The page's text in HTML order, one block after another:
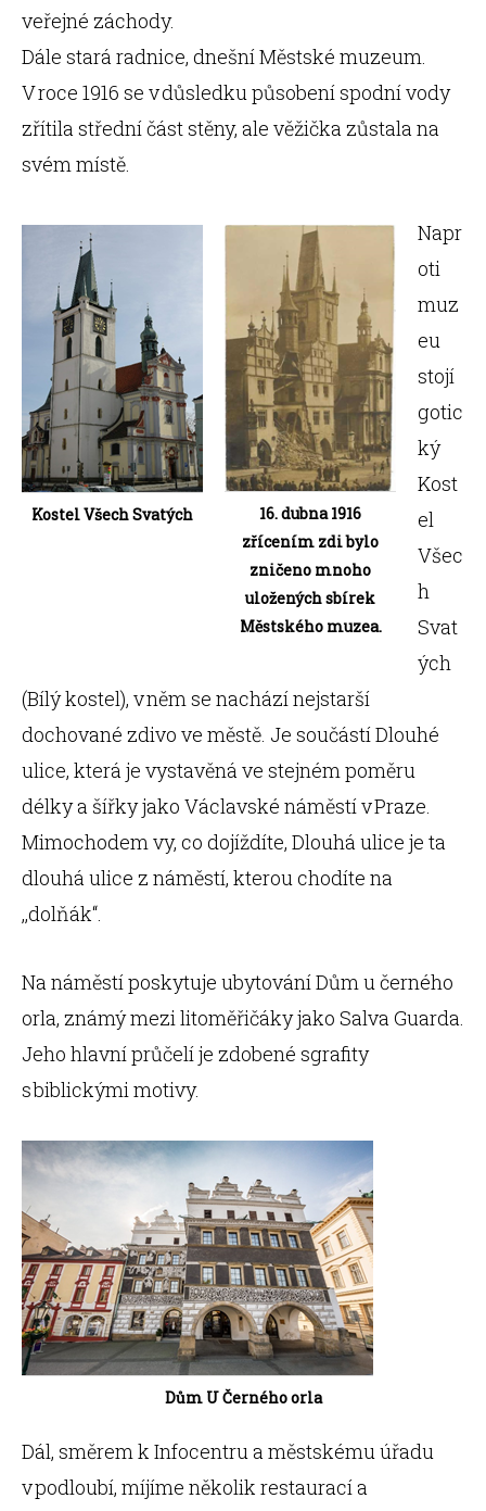
veřejné záchody.
Dále stará radnice, dnešní Městské muzeum.
V roce 1916 se v důsledku působení spodní vody
zřítila střední část stěny, ale věžička zůstala na
svém místě.
Kostel Všech Svatých
16. dubna 1916
zřícením zdi bylo
zničeno mnoho
uložených sbírek
Městského muzea.
Napr
oti
muz
eu
stojí
gotic
ký
Kost
el
Všec
h
Svat
ých
(Bílý kostel), v něm se nachází nejstarší
dochované zdivo ve městě. Je součástí Dlouhé
ulice, která je vystavěná ve stejném poměru
délky a šířky jako Václavské náměstí v Praze.
Mimochodem vy, co dojíždíte, Dlouhá ulice je ta
dlouhá ulice z náměstí, kterou chodíte na
,,dolňák“.
Na náměstí poskytuje ubytování Dům u černého
orla, známý mezi litoměřičáky jako Salva Guarda.
Jeho hlavní průčelí je zdobené sgrafity
s biblickými motivy.
Dům U Černého orla
Dál, směrem k Infocentru a městskému úřadu
v podloubí, míjíme několik restaurací a